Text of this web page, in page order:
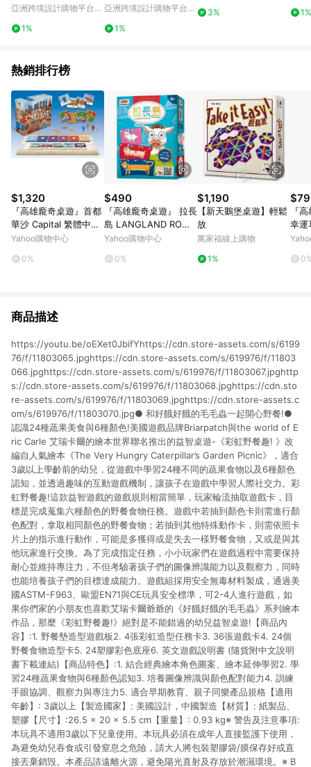
亞洲跨境設計購物平台
1%
亞洲跨境設計購物平台
1%
3%
1%
熱銷排行榜
$1,320
『高雄龐奇桌遊』首都
華沙 Capital 繁體中文
版 正版桌上遊戲專賣店
Yahoo購物中心
0%
$490
『高雄龐奇桌遊』 拉長
島 LANGLAND ROM
ME 繁體中文版 正版桌
Yahoo購物中心
0%
$1,190
【新天鵝堡桌遊】輕鬆
放
萬家福線上購物
1%
『
幸運
體中
商品描述
https://youtu.be/oEXet0JbifYhttps://cdn.store-assets.com/s/6199
76/f/11803065.jpghttps://cdn.store-assets.com/s/619976/f/11803
066.jpghttps://cdn.store-assets.com/s/619976/f/11803067.jpghttp
s://cdn.store-assets.com/s/619976/f/11803068.jpghttps://cdn.sto
re-assets.com/s/619976/f/11803069.jpghttps://cdn.store-assets.c
om/s/619976/f/11803070.jpg● 和好餓好餓的毛毛蟲一起開心野餐!●
認識24種蔬果美食與6種顏色!美國遊戲品牌Briarpatch與the world of E
ric Carle 艾瑞卡爾的繪本世界聯名推出的益智桌遊-《彩虹野餐趣! 》改
編自人氣繪本《The Very Hungry Caterpillar’s Garden Picnic》，適合
3歲以上學齡前的幼兒，從遊戲中學習24種不同的蔬果食物以及6種顏色
認知，並透過趣味的互動遊戲機制，讓孩子在遊戲中學習人際社交力。彩
虹野餐趣!這款益智遊戲的遊戲規則相當簡單，玩家輪流抽取遊戲卡，目
標是完成蒐集六種顏色的野餐食物任務。遊戲中若抽到顏色卡則需進行顏
色配對，拿取相同顏色的野餐食物；若抽到其他特殊動作卡，則需依照卡
片上的指示進行動作，可能是多獲得或是失去一樣野餐食物，又或是與其
他玩家進行交換。為了完成指定任務，小小玩家們在遊戲過程中需要保持
耐心並維持專注力，不但考驗著孩子們的圖像辨識能力以及觀察力，同時
也能培養孩子們的目標達成能力。遊戲組採用安全無毒材料製成，通過美
國ASTM-F963、歐盟EN71與CE玩具安全標準，可2-4人進行遊戲，如
果你們家的小朋友也喜歡艾瑞卡爾爺爺的《好餓好餓的毛毛蟲》系列繪本
作品，那麼《彩虹野餐趣!》絕對是不能錯過的幼兒益智桌遊!【商品內
容】:1. 野餐墊造型遊戲板2. 4張彩虹造型任務卡3. 36張遊戲卡4. 24個
野餐食物造型卡5. 24塑膠彩色底座6. 英文遊戲說明書 (隨貨附中文說明
書下載連結)【商品特色】:1. 結合經典繪本角色圖案、繪本延伸學習2. 學
習24種蔬果食物與6種顏色認知3. 培養圖像辨識與顏色配對能力4. 訓練
手眼協調、觀察力與專注力5. 適合早期教育、親子同樂產品規格【適用
年齡】: 3歲以上【製造國家】: 美國設計，中國製造【材質】: 紙製品、
塑膠【尺寸】:26.5 × 20 × 5.5 cm【重量】: 0.93 kg※ 警告及注意事項:
本玩具不適用3歲以下兒童使用。本玩具必須在成年人直接監護下使用，
為避免幼兒吞食或引發窒息之危險，請大人將包裝塑膠袋/膜保存好或直
接丟棄銷毁。本產品請遠離火源，避免陽光直射及存放於潮濕環境。※ B